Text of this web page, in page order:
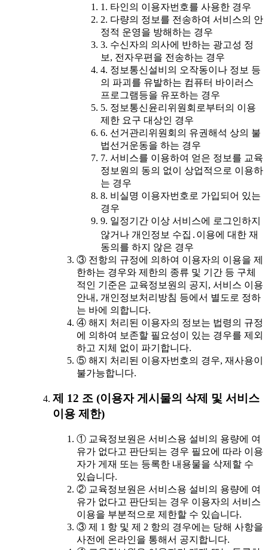
1. 타인의 이용자번호를 사용한 경우
2. 다량의 정보를 전송하여 서비스의 안
정적 운영을 방해하는 경우
3. 수신자의 의사에 반하는 광고성 정
보, 전자우편을 전송하는 경우
4. 정보통신설비의 오작동이나 정보 등
의 파괴를 유발하는 컴퓨터 바이러스
프로그램등을 유포하는 경우
5. 정보통신윤리위원회로부터의 이용
제한 요구 대상인 경우
6. 선거관리위원회의 유권해석 상의 불
법선거운동을 하는 경우
7. 서비스를 이용하여 얻은 정보를 교육
정보원의 동의 없이 상업적으로 이용하
는 경우
8. 비실명 이용자번호로 가입되어 있는
경우
9. 일정기간 이상 서비스에 로그인하지
않거나 개인정보 수집․이용에 대한 재
동의를 하지 않은 경우
③ 전항의 규정에 의하여 이용자의 이용을 제
한하는 경우와 제한의 종류 및 기간 등 구체
적인 기준은 교육정보원의 공지, 서비스 이용
안내, 개인정보처리방침 등에서 별도로 정하
는 바에 의합니다.
④ 해지 처리된 이용자의 정보는 법령의 규정
에 의하여 보존할 필요성이 있는 경우를 제외
하고 지체 없이 파기합니다.
⑤ 해지 처리된 이용자번호의 경우, 재사용이
불가능합니다.
제 12 조 (이용자 게시물의 삭제 및 서비스
이용 제한)
① 교육정보원은 서비스용 설비의 용량에 여
유가 없다고 판단되는 경우 필요에 따라 이용
자가 게재 또는 등록한 내용물을 삭제할 수
있습니다.
② 교육정보원은 서비스용 설비의 용량에 여
유가 없다고 판단되는 경우 이용자의 서비스
이용을 부분적으로 제한할 수 있습니다.
③ 제 1 항 및 제 2 항의 경우에는 당해 사항을
사전에 온라인을 통해서 공지합니다.